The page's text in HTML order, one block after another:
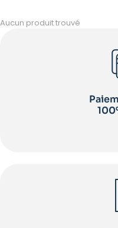
Aucun produit trouvé